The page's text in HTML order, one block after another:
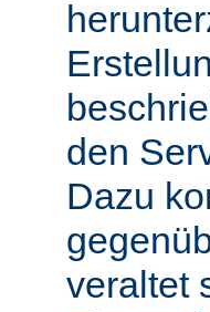
den
Dazu
veraltet